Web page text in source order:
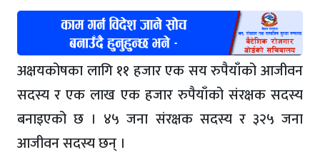
अक्षयकोषका लागि ११ हजार एक सय रुपैयाँको आजीवन
सदस्य र एक लाख एक हजार रुपैयाँको संरक्षक सदस्य
बनाइएको छ । ४५ जना संरक्षक सदस्य र ३२५ जना
आजीवन सदस्य छन् ।